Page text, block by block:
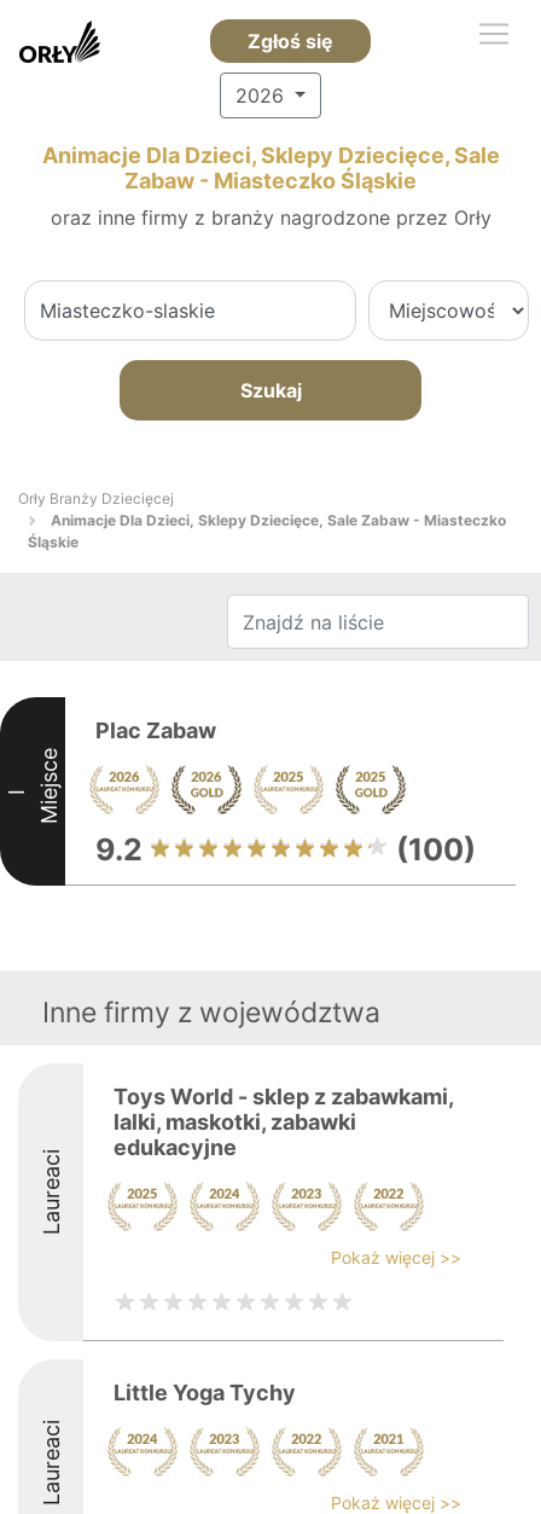
Zgłoś się
2026
Animacje Dla Dzieci, Sklepy Dziecięce, Sale
Zabaw - Miasteczko Śląskie
oraz inne firmy z branży nagrodzone przez Orły
Szukaj
Orły Branży Dziecięcej
Animacje Dla Dzieci, Sklepy Dziecięce, Sale Zabaw - Miasteczko
Śląskie
I Miejsce
Plac Zabaw
9.2 (100)
Inne firmy z województwa
Laureaci
Toys World - sklep z zabawkami,
lalki, maskotki, zabawki
edukacyjne
Pokaż więcej >>
Laureaci
Little Yoga Tychy
Pokaż więcej >>